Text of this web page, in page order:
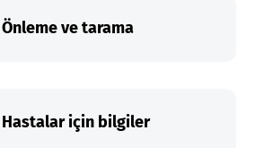
Önleme ve tarama
Hastalar için bilgiler